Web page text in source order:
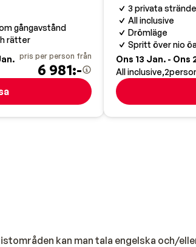
gångavstånd
rätter
pris per person från
6 981:-
3 privata
All inclusive
Drömläge
Spritt över nio
Ons 13 Jan. - Ons
All inclusive 2
kan man tala engelska och/